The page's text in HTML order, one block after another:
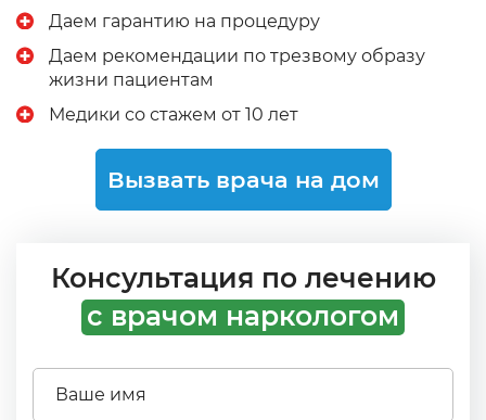
Даем гарантию на процедуру
Даем рекомендации по трезвому образу
жизни пациентам
Медики со стажем от 10 лет
Вызвать врача на дом
Консультация по лечению
с врачом наркологом